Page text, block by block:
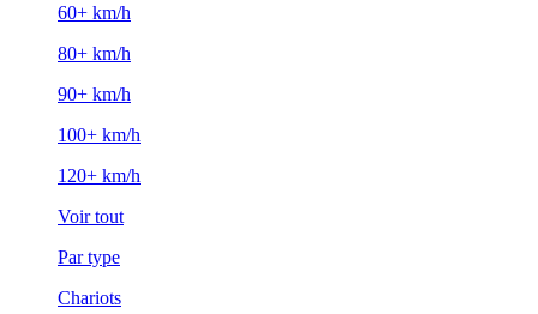
60+ km/h
80+ km/h
90+ km/h
100+ km/h
120+ km/h
Voir tout
Par type
Chariots